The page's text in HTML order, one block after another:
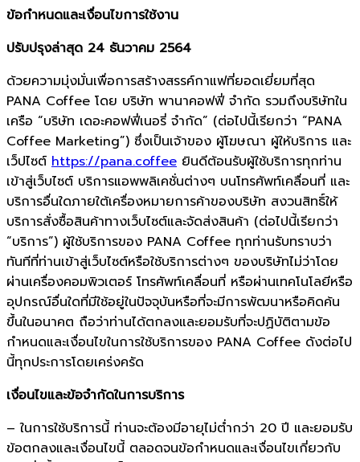
ข้อกำหนดและเงื่อนไขการใช้งาน
ปรับปรุงล่าสุด 24 ธันวาคม 2564
ด้วยความมุ่งมั่นเพื่อการสร้างสรรค์กาแฟที่ยอดเยี่ยมที่สุด
PANA Coffee โดย บริษัท พานาคอฟฟี่ จำกัด รวมถึงบริษัทใน
เครือ “บริษัท เดอะคอฟฟี่เนอรี่ จำกัด” (ต่อไปนี้เรียกว่า “PANA
Coffee Marketing”) ซึ่งเป็นเจ้าของ ผู้โฆษณา ผู้ให้บริการ และ
เว็ปไซต์ https://pana.coffee ยินดีต้อนรับผู้ใช้บริการทุกท่าน
เข้าสู่เว็บไซต์ บริการแอพพลิเคชั่นต่างๆ บนโทรศัพท์เคลื่อนที่ และ
บริการอื่นใดภายใต้เครื่องหมายการค้าของบริษัท สงวนสิทธิ์ให้
บริการสั่งซื้อสินค้าทางเว็บไซต์และจัดส่งสินค้า (ต่อไปนี้เรียกว่า
“บริการ”) ผู้ใช้บริการของ PANA Coffee ทุกท่านรับทราบว่า
ทันทีที่ท่านเข้าสู่เว็บไซต์หรือใช้บริการต่างๆ ของบริษัทไม่ว่าโดย
ผ่านเครื่องคอมพิวเตอร์ โทรศัพท์เคลื่อนที่ หรือผ่านเทคโนโลยีหรือ
อุปกรณ์อื่นใดที่มีใช้อยู่ในปัจจุบันหรือที่จะมีการพัฒนาหรือคิดค้น
ขึ้นในอนาคต ถือว่าท่านได้ตกลงและยอมรับที่จะปฏิบัติตามข้อ
กำหนดและเงื่อนไขในการใช้บริการของ PANA Coffee ดังต่อไป
นี้ทุกประการโดยเคร่งครัด
เงื่อนไขและข้อจำกัดในการบริการ
– ในการใช้บริการนี้ ท่านจะต้องมีอายุไม่ต่ำกว่า 20 ปี และยอมรับ
ข้อตกลงและเงื่อนไขนี้ ตลอดจนข้อกำหนดและเงื่อนไขเกี่ยวกับ